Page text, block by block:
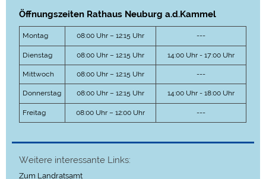
Öffnungszeiten Rathaus Neuburg a.d.Kammel
Montag 08:00 Uhr – 12:15 Uhr ---
Dienstag 08:00 Uhr – 12:15 Uhr 14:00 Uhr - 17:00 Uhr
Mittwoch 08:00 Uhr – 12:15 Uhr ---
Donnerstag 08:00 Uhr – 12:15 Uhr 14:00 Uhr - 18:00 Uhr
Freitag 08:00 Uhr – 12:00 Uhr ---
Weitere interessante Links:
Zum Landratsamt